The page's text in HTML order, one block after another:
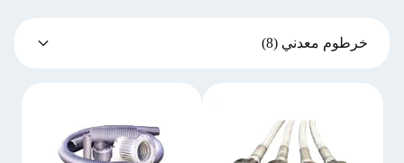
خرطوم معدني (8)